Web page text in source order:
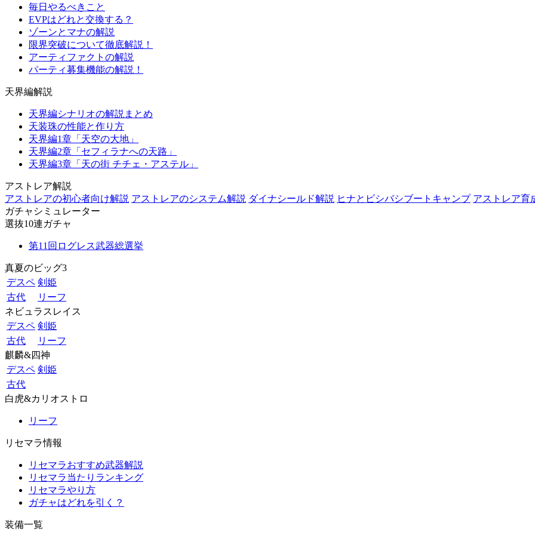
毎日やるべきこと
EVPはどれと交換する？
ゾーンとマナの解説
限界突破について徹底解説！
アーティファクトの解説
パーティ募集機能の解説！
天界編解説
天界編シナリオの解説まとめ
天装珠の性能と作り方
天界編1章「天空の大地」
天界編2章「セフィラナへの天路」
天界編3章「天の街 チチェ・アステル」
アストレア解説
アストレアの初心者向け解説 アストレアのシステム解説 ダイナシールド解説 ヒナとビシバシブートキャンプ アストレア育
ガチャシミュレーター
選抜10連ガチャ
第11回ログレス武器総選挙
真夏のビッグ3
デスペ 剣姫
古代
リーフ
ネビュラスレイス
デスペ 剣姫
古代
リーフ
麒麟&四神
デスペ 剣姫
古代
白虎&カリオストロ
リーフ
リセマラ情報
リセマラおすすめ武器解説
リセマラ当たりランキング
リセマラやり方
ガチャはどれを引く？
装備一覧